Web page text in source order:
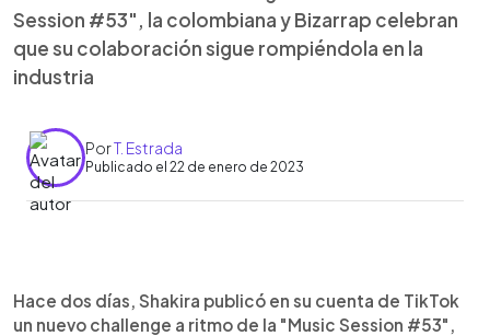
Session #53", la colombiana y Bizarrap celebran
que su colaboración sigue rompiéndola en la
industria
PorT. Estrada
Publicado el 22 de enero de 2023
► Escuchar artículo
Hace dos días, Shakira publicó en su cuenta de TikTok
un nuevo challenge a ritmo de la "Music Session #53",